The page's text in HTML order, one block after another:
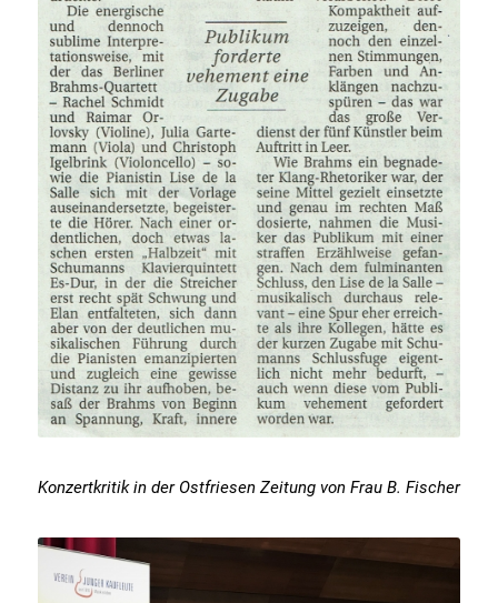
Konzertkritik in der Ostfriesen Zeitung von Frau B. Fischer